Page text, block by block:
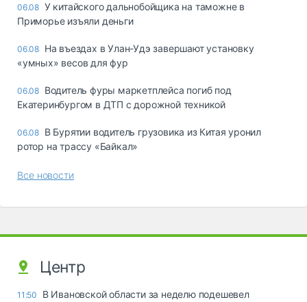
06.08 У китайского дальнобойщика на таможне в
Приморье изъяли деньги
06.08 Ha въeздax в Улaн-Удэ зaвepшaют ycтaнoвкy
«yмныx» вecoв для фyp
06.08 Водитель фуры маркетплейса погиб под
Екатеринбургом в ДТП с дорожной техникой
06.08 В Бурятии водитель грузовика из Китая уронил
ротор на трассу «Байкал»
Все новости
Центр
11:50
В Ивановской области за неделю подешевел